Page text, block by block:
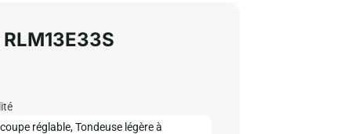
réglable,Tondeuse légère à